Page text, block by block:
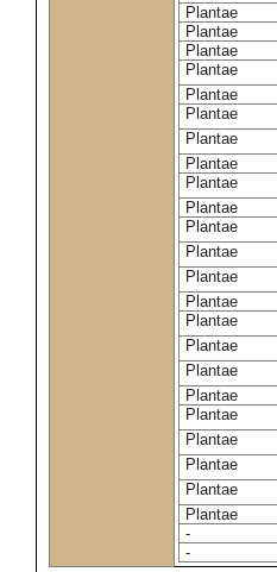
Plantae
Plantae
Plantae
Plantae
Plantae
Plantae
Plantae
Plantae
Plantae
Plantae
Plantae
Plantae
Plantae
Plantae
Plantae
Plantae
Plantae
Plantae
Plantae
Plantae
Plantae
Plantae
Plantae
-
-